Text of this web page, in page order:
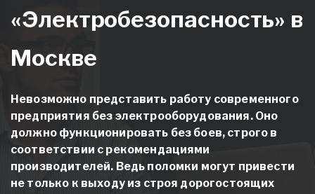
«Электробезопасность» в
Москве
Невозможно представить работу современного
предприятия без электрооборудования. Оно
должно функционировать без боев, строго в
соответствии с рекомендациями
производителей. Ведь поломки могут привести
не только к выходу из строя дорогостоящих